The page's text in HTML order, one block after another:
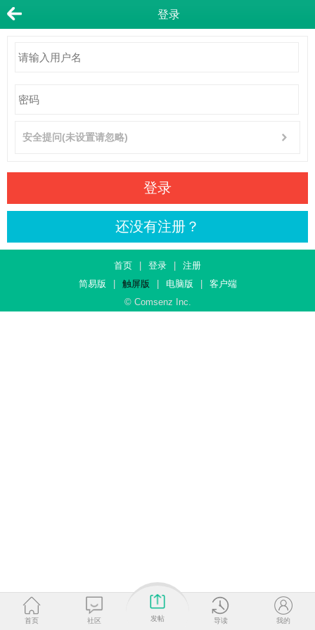
登录
安全提问(未设置请忽略)
登录
还没有注册？
首页 登录
注册
简易版
触屏版 电脑版
客户端
© Comsenz Inc.
首页 社区 发帖 导读 我的